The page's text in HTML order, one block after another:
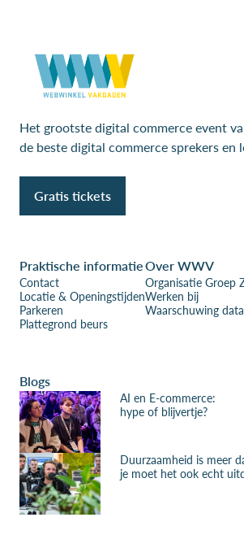
Het grootste digital commerce event
de beste digital commerce sprekers en
Gratis tickets
Praktische informatie
Contact
Locatie & Openingstijden
Parkeren
Plattegrond beurs
Over WWV
Organisatie Groep
Werken bij
Waarschuwing
Blogs
AI en E-commerce:
hype of blijvertje?
Duurzaamheid is meer
je moet het ook echt